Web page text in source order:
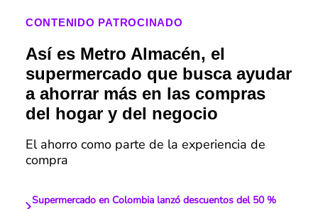
CONTENIDO PATROCINADO
Así es Metro Almacén, el
supermercado que busca ayudar
a ahorrar más en las compras
del hogar y del negocio
El ahorro como parte de la experiencia de
compra
Supermercado en Colombia lanzó descuentos del 50 %